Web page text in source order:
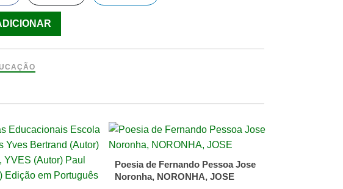
Poesia de Fernando Pessoa Jose
Noronha, NORONHA, JOSE